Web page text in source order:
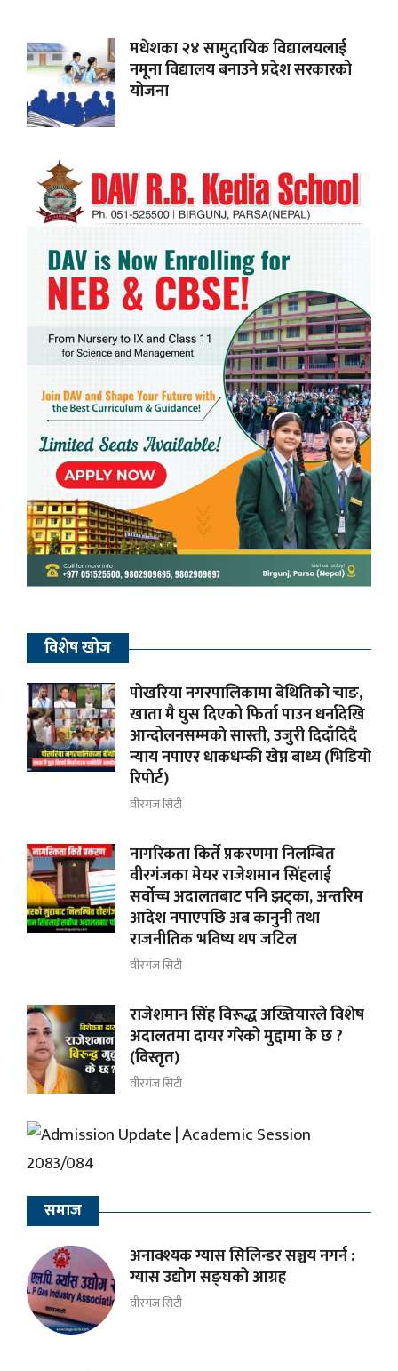
मधेशका २४ सामुदायिक विद्यालयलाई
नमूना विद्यालय बनाउने प्रदेश सरकारको
योजना
विशेष खोज
पोखरिया नगरपालिकामा बेथितिको चाङ,
खाता मै घुस दिएको फिर्ता पाउन धर्नादेखि
आन्दोलनसम्मकाे सास्ती, उजुरी दिदाँदिदै
न्याय नपाएर धाकधम्की खेप्न बाध्य (भिडियाे
रिपाेर्ट)
वीरगंज सिटी
नागरिकता किर्ते प्रकरणमा निलम्बित
वीरगंजका मेयर राजेशमान सिंहलाई
सर्वोच्च अदालतबाट पनि झट्का, अन्तरिम
आदेश नपाएपछि अब कानुनी तथा
राजनीतिक भविष्य थप जटिल
वीरगंज सिटी
राजेशमान सिंह विरूद्ध अख्तियारले विशेष
अदालतमा दायर गरेको मुद्दामा के छ ?
(विस्तृत)
वीरगंज सिटी
समाज
अनावश्यक ग्यास सिलिन्डर सञ्चय नगर्न :
ग्यास उद्योग सङ्घको आग्रह
वीरगंज सिटी